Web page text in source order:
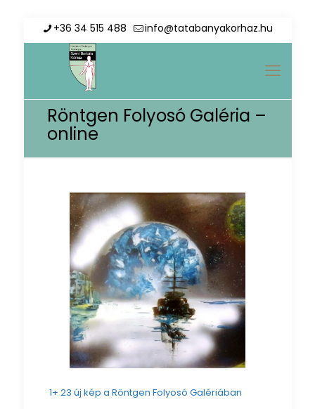
+36 34 515 488 info@tatabanyakorhaz.hu
Röntgen Folyosó Galéria –
online
1+ 23 új kép a Röntgen Folyosó Galériában